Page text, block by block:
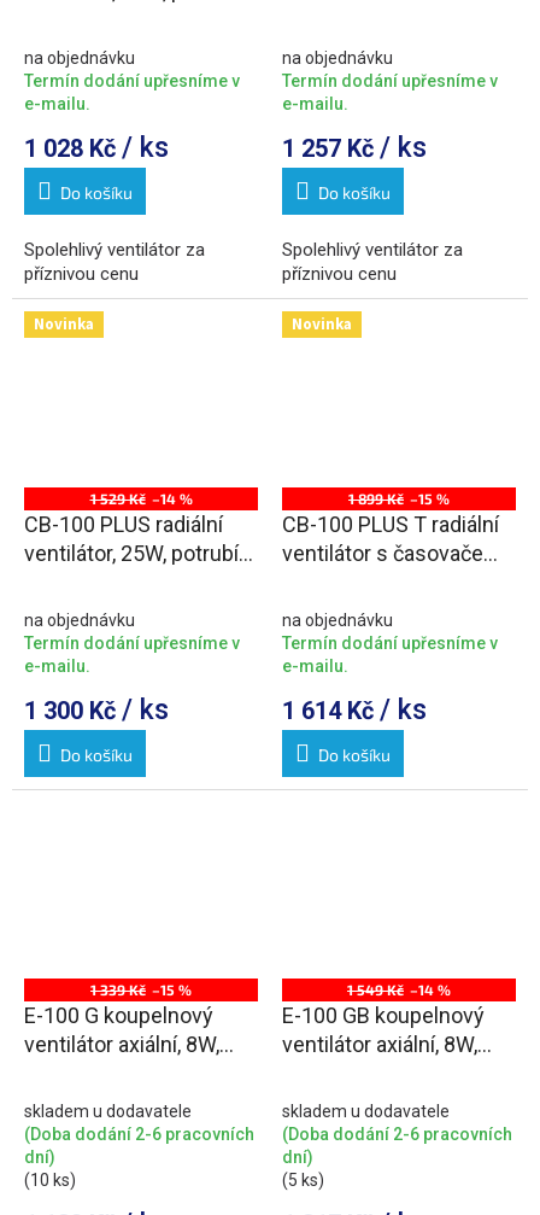
na objednávku
Termín dodání upřesníme v
e-mailu.
1 028 Kč / ks
Do košíku
Spolehlivý ventilátor za
příznivou cenu
bílá
na objednávku
Termín dodání upřesníme v
e-mailu.
1 257 Kč / ks
Do košíku
Spolehlivý ventilátor za
příznivou cenu
Novinka
1 529 Kč –14 %
CB-100 PLUS radiální
ventilátor, 25W, potrubí
na objednávku
Termín dodání upřesníme v
e-mailu.
1 300 Kč / ks
Do košíku
Novinka
1 899 Kč –15 %
CB-100 PLUS T radiální
ventilátor s časovačem,
bílá
na objednávku
Termín dodání upřesníme v
e-mailu.
1 614 Kč / ks
Do košíku
1 339 Kč –15 %
E-100 G koupelnový
ventilátor axiální, 8W,
skladem u dodavatele
(Doba dodání 2-6 pracovních
dní)
(10 ks)
1 549 Kč –14 %
E-100 GB koupelnový
ventilátor axiální, 8W,
skladem u dodavatele
(Doba dodání 2-6 pracovních
dní)
(5 ks)